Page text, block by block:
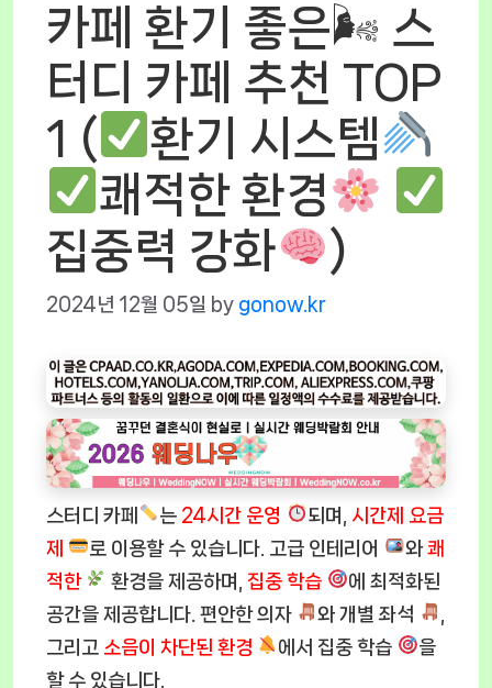
카페 환기 좋은🌬 스
터디 카페 추천 TOP
1 (
환기 시스템
쾌적한 환경
집중력 강화
)
2024년 12월 05일 by gonow.kr
스터디 카페 는 24시간 운영 되며, 시간제 요금
제
로 이용할 수 있습니다. 고급 인테리어 와쾌
적한
환경을 제공하며,집중 학습
에 최적화된
공간을 제공합니다. 편안한 의자
와 개별 좌석
그리고 소음이 차단된 환경 에서 집중 학습
을
할 수 있습니다.